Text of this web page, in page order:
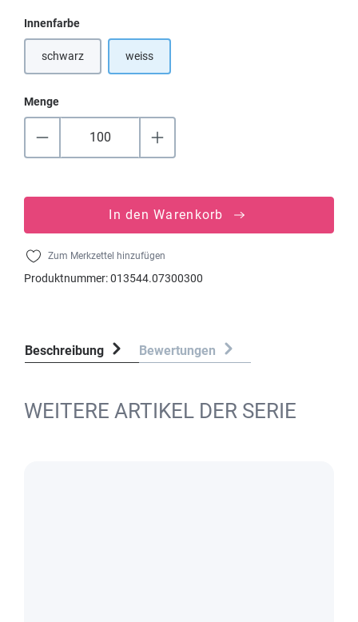
Innenfarbeauswählen
schwarz(Diese Option ist zurzeit nicht verfügbar.)
weiss
Menge
In den Warenkorb
Zum Merkzettel hinzufügen
Produktnummer:013544.07300300
Beschreibung Bewertungen
WEITERE ARTIKEL DER SERIE